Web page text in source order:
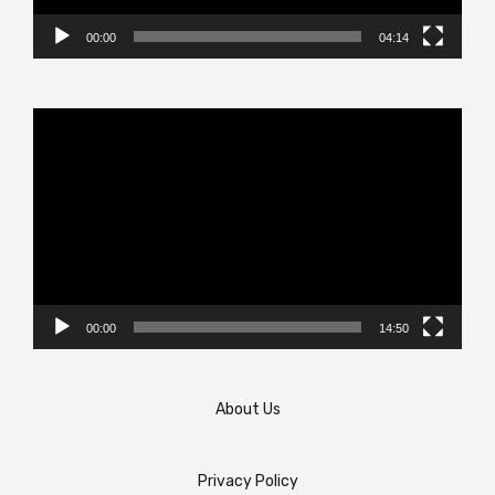
00:00 04:14
00:00 14:50
About Us
Privacy Policy